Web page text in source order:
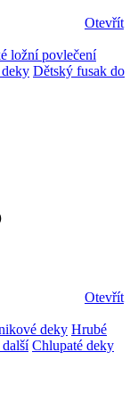
Otevřít
ložní povlečení
Dětský fusak do
Otevřít
deky Hrubé
Chlupaté deky